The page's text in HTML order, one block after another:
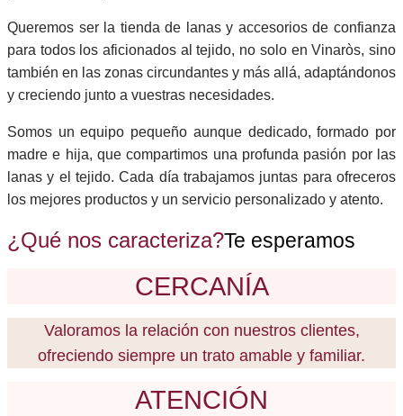
Queremos ser la tienda de lanas y accesorios de confianza
para todos los aficionados al tejido, no solo en Vinaròs, sino
también en las zonas circundantes y más allá, adaptándonos
y creciendo junto a vuestras necesidades.
Somos un equipo pequeño aunque dedicado, formado por
madre e hija, que compartimos una profunda pasión por las
lanas y el tejido. Cada día trabajamos juntas para ofreceros
los mejores productos y un servicio personalizado y atento.
¿Qué nos caracteriza?Te esperamos
CERCANÍA
Valoramos la relación con nuestros clientes,
ofreciendo siempre un trato amable y familiar.
ATENCIÓN